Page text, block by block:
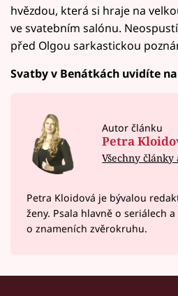
hvězdou, která si hraje na
ve svatebním salónu.
před Olgou sarkastickou
Svatby v Benátkách uvidíte
Autor článku
Petra
Všechny
Petra Kloidová je bývalou
ženy. Psala hlavně o seriálech
o znameních zvěrokruhu.